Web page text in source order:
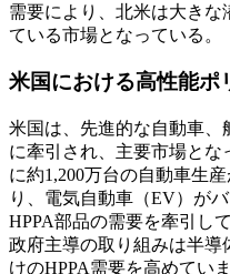
需要により、北米は大きな
ている市場となっている。
米国における高性能ポ
米国は、先進的な自動車、
に牽引され、主要市場とな
に約1,200万台の自動車生
り、電気自動車（EV）が
HPPA部品の需要を牽引し
政府主導の取り組みは半導
けのHPPA需要を高めてい